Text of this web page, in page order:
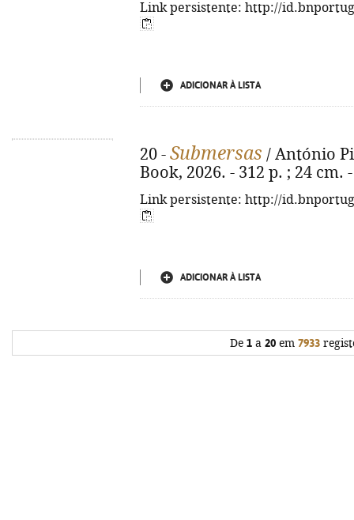
Link persistente: http://
ADICIONAR À LISTA
20 - Submersas / António
Book, 2026. - 312 p. ; 24 cm.
Link persistente: http://
ADICIONAR À LISTA
De 1a 20em 7933